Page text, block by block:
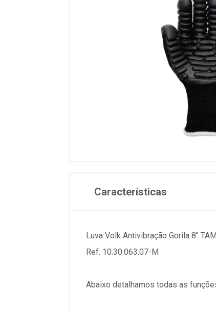
Características
Luva Volk Antivibração Gorila 8"
Ref. 10.30.063.07-M
Abaixo detalhamos todas as